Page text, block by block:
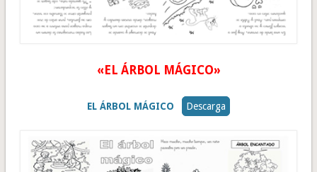
«EL ÁRBOL MÁGICO»
EL ÁRBOL MÁGICO Descarga